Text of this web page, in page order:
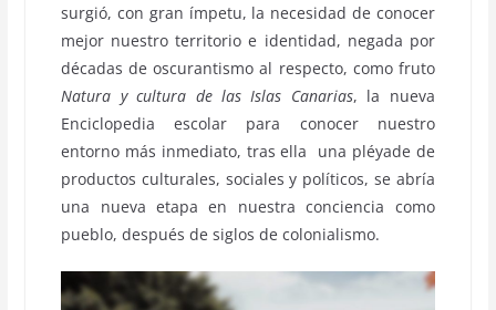
surgió, con gran ímpetu, la necesidad de conocer
mejor nuestro territorio e identidad, negada por
décadas de oscurantismo al respecto, como fruto
Natura y cultura de las Islas Canarias, la nueva
Enciclopedia escolar para conocer nuestro
entorno más inmediato, tras ella una pléyade de
productos culturales, sociales y políticos, se abría
una nueva etapa en nuestra conciencia como
pueblo, después de siglos de colonialismo.